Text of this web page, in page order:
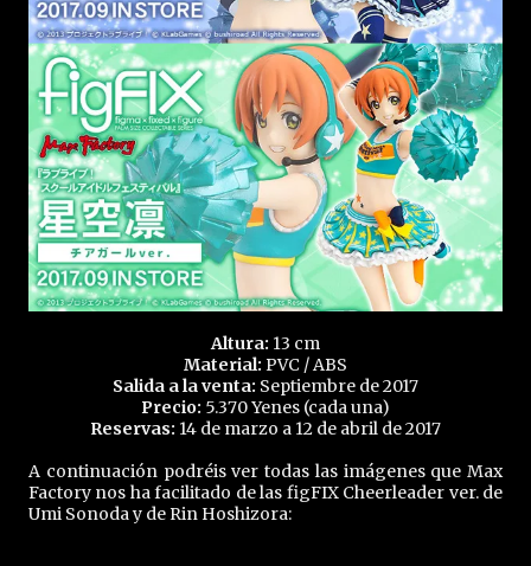
Altura: 13 cm
Material: PVC / ABS
Salida a la venta: Septiembre de 2017
Precio: 5.370 Yenes (cada una)
Reservas: 14 de marzo a 12 de abril de 2017
A continuación podréis ver todas las imágenes que Max
Factory nos ha facilitado de las figFIX Cheerleader ver. de
Umi Sonoda y de Rin Hoshizora: